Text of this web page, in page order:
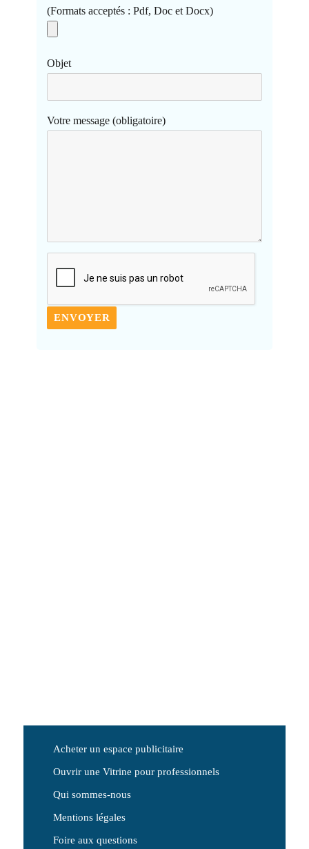
(Formats acceptés : Pdf, Doc et Docx)
Objet
Votre message (obligatoire)
Acheter un espace publicitaire
Ouvrir une Vitrine pour professionnels
Qui sommes-nous
Mentions légales
Foire aux questions